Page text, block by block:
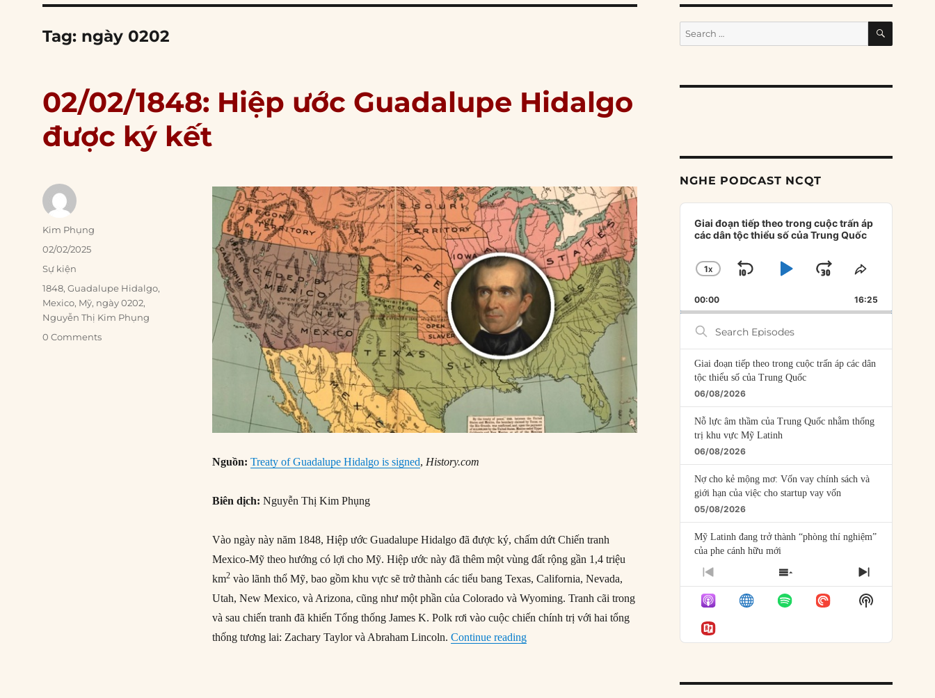
Tag: ngày 0202
02/02/1848: Hiệp ước Guadalupe Hidalgo
được ký kết
Nguồn:Treaty of Guadalupe Hidalgo is signed, History.com
Biên dịch: Nguyễn Thị Kim Phụng
Vào ngày này năm 1848, Hiệp ước Guadalupe Hidalgo đã được ký, chấm dứt Chiến tranh
Mexico-Mỹ theo hướng có lợi cho Mỹ. Hiệp ước này đã thêm một vùng đất rộng gần 1,4 triệu
km2 vào lãnh thổ Mỹ, bao gồm khu vực sẽ trở thành các tiểu bang Texas, California, Nevada,
Utah, New Mexico, và Arizona, cũng như một phần của Colorado và Wyoming. Tranh cãi trong
và sau chiến tranh đã khiến Tổng thống James K. Polk rơi vào cuộc chiến chính trị với hai tổng
thống tương lai: Zachary Taylor và Abraham Lincoln.Continue reading“02/02/1848: Hiệp ước Guadalupe Hidalgo được ký kết”
Author
Kim Phụng
Posted
02/02/2025
Categories
Sự kiện
Tags
1848,Guadalupe Hidalgo,
Mexico, Mỹ, ngày 0202,
Nguyễn Thị Kim Phụng
0 Comments
Search
for:
SEARCH
NGHE PODCAST NCQT
Audio
Player
Giai đoạn tiếp theo trong cuộc trấn áp
các dân tộc thiểu số của Trung Quốc
CHANGE
RATE
1X
SKIP
BACKWARD
PLAYJUMP
FORWARD
SHARE
EPISODE
00:00 16:25
Search
Episodes
Giai đoạn tiếp theo trong cuộc trấn áp các dân
tộc thiểu số của Trung Quốc
06/08/2026
Nỗ lực âm thầm của Trung Quốc nhằm thống
trị khu vực Mỹ Latinh
06/08/2026
Nợ cho kẻ mộng mơ: Vốn vay chính sách và
giới hạn của việc cho startup vay vốn
05/08/2026
Mỹ Latinh đang trở thành “phòng thí nghiệm”
của phe cánh hữu mới
04/08/2026
Tại sao Trung Quốc phủ nhận cuộc gặp với
Ngoại trưởng Nhật Bản?
04/08/2026
03/08/2026
PREVIOUS
EPISODE
SHOW
EPISODES
LIST
NEXT
EPISODE
Show
Podcast